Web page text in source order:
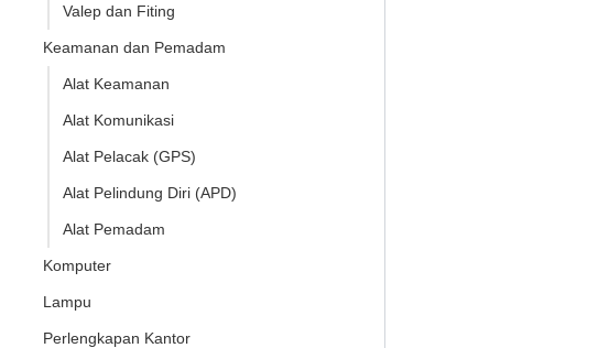
Valep dan Fiting
Keamanan dan Pemadam
Alat Keamanan
Alat Komunikasi
Alat Pelacak (GPS)
Alat Pelindung Diri (APD)
Alat Pemadam
Komputer
Lampu
Perlengkapan Kantor